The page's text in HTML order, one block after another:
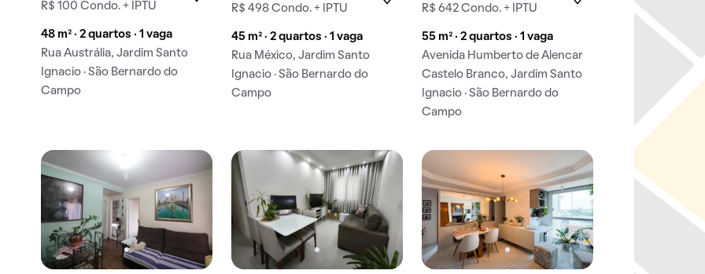
R$ 100 Condo. + IPTU
48 m² · 2 quartos · 1 vaga
Rua Austrália, Jardim Santo
Ignacio · São Bernardo do
Campo
R$ 498 Condo. + IPTU
45 m² · 2 quartos · 1 vaga
Rua México, Jardim Santo
Ignacio · São Bernardo do
Campo
R$ 642 Condo. + IPTU
55 m² · 2 quartos · 1 vaga
Avenida Humberto de Alencar
Castelo Branco, Jardim Santo
Ignacio · São Bernardo do
Campo